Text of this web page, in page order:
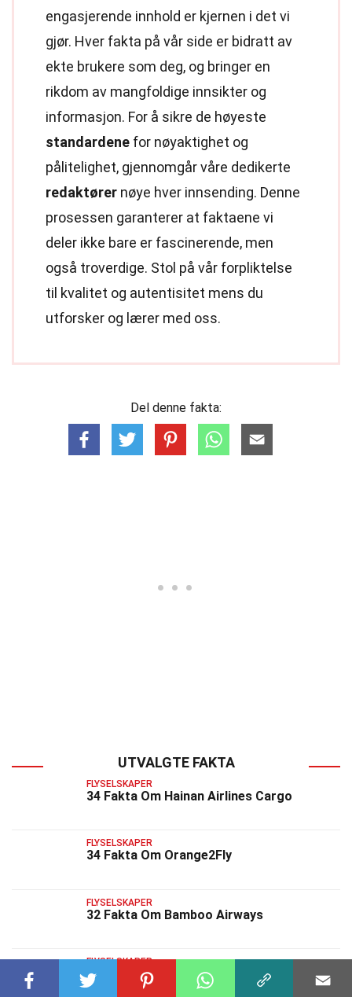
engasjerende innhold er kjernen i det vi
gjør. Hver fakta på vår side er bidratt av
ekte brukere som deg, og bringer en
rikdom av mangfoldige innsikter og
informasjon. For å sikre de høyeste
standardene for nøyaktighet og
pålitelighet, gjennomgår våre dedikerte
redaktører nøye hver innsending. Denne
prosessen garanterer at faktaene vi
deler ikke bare er fascinerende, men
også troverdige. Stol på vår forpliktelse
til kvalitet og autentisitet mens du
utforsker og lærer med oss.
Del denne fakta:
UTVALGTE FAKTA
FLYSELSKAPER
34 Fakta Om Hainan Airlines Cargo
FLYSELSKAPER
34 Fakta Om Orange2Fly
FLYSELSKAPER
32 Fakta Om Bamboo Airways
FLYSELSKAPER
34 Fakta Om Aerolineas Del Sur